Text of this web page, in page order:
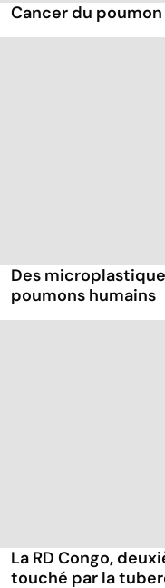
Cancer du poumon
Des
poumons humains
La RD Congo,
touché par la